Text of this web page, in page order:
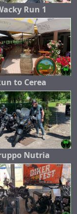
Run 1
to Cerea
Nutria